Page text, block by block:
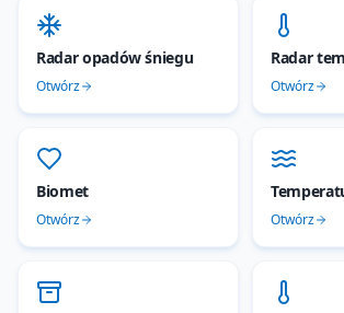
Radar opadów śniegu
Otwórz
Radar
Otwórz
Biomet
Otwórz Otwórz